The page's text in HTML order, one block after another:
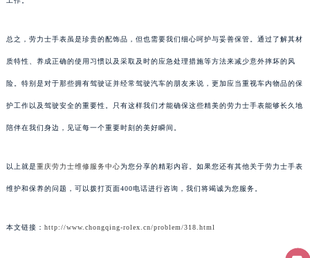
总之，劳力士手表虽是珍贵的配饰品，但也需要我们细心呵护与妥善保管。通过了解其材
质特性、养成正确的使用习惯以及采取及时的应急处理措施等方法来减少意外摔坏的风
险。特别是对于那些拥有驾驶证并经常驾驶汽车的朋友来说，更加应当重视车内物品的保
护工作以及驾驶安全的重要性。只有这样我们才能确保这些精美的劳力士手表能够长久地
陪伴在我们身边，见证每一个重要时刻的美好瞬间。
以上就是重庆劳力士维修服务中心为您分享的精彩内容。如果您还有其他关于劳力士手表
维护和保养的问题，可以拨打页面400电话进行咨询，我们将竭诚为您服务。
本文链接： http://www.chongqing-rolex.cn/problem/318.html